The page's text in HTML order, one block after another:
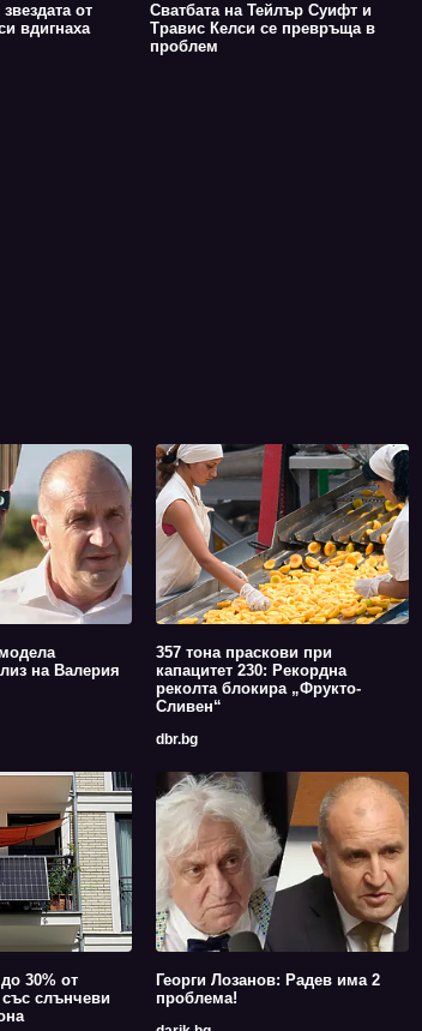
от
вдигнаха
Сватбата на Тейлър Суифт и
Травис Келси се превръща в
проблем
на Валерия
357 тона праскови при
капацитет 230: Рекордна
реколта блокира „Фрукто-
Сливен“
dbr.bg
30% от
със слънчеви
Георги Лозанов: Радев има 2
проблема!